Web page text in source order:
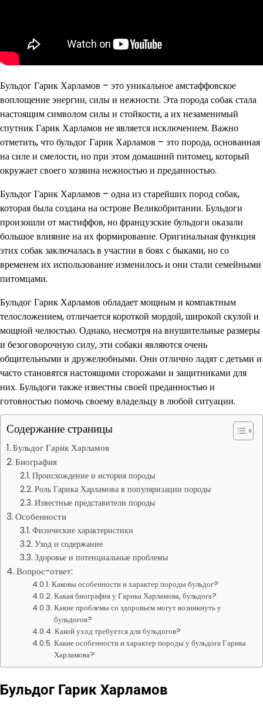
Бульдог Гарик Харламов – это уникальное амстаффовское
воплощение энергии, силы и нежности. Эта порода собак стала
настоящим символом силы и стойкости, а их незаменимый
спутник Гарик Харламов не является исключением. Важно
отметить, что бульдог Гарик Харламов – это порода, основанная
на силе и смелости, но при этом домашний питомец, который
окружает своего хозяина нежностью и преданностью.
Бульдог Гарик Харламов – одна из старейших пород собак,
которая была создана на острове Великобритании. Бульдоги
произошли от мастиффов, но французские бульдоги оказали
большое влияние на их формирование. Оригинальная функция
этих собак заключалась в участии в боях с быками, но со
временем их использование изменилось и они стали семейными
питомцами.
Бульдог Гарик Харламов обладает мощным и компактным
телосложением, отличается короткой мордой, широкой скулой и
мощной челюстью. Однако, несмотря на внушительные размеры
и безоговорочную силу, эти собаки являются очень
общительными и дружелюбными. Они отлично ладят с детьми и
часто становятся настоящими сторожами и защитниками для
них. Бульдоги также известны своей преданностью и
готовностью помочь своему владельцу в любой ситуации.
Содержание страницы
Бульдог Гарик Харламов
Биография
Происхождение и история породы
Роль Гарика Харламова в популяризации породы
Известные представители породы
Особенности
Физические характеристики
Уход и содержание
Здоровье и потенциальные проблемы
Вопрос-ответ:
Каковы особенности и характер породы бульдог?
Какая биография у Гарика Харламова, бульдога?
Какие проблемы со здоровьем могут возникнуть у
бульдогов?
Какой уход требуется для бульдогов?
Какие особенности и характер породы у бульдога Гарика
Харламова?
Бульдог Гарик Харламов